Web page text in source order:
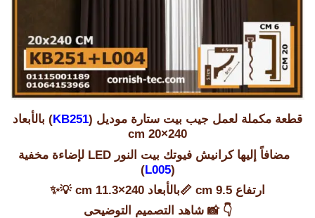
قطعة مكملة لعمل جيب بيت ستارة موديل (KB251) بالأبعاد
240×20 cm
مضافاً إليها كرانيش فيوتك بيت النور LED لإضاءة مخفية
(
L005
)
ارتفاع 9.5 cm 📏بالأبعاد 240×11.3 cm 💡✨
👇 📸شاهد التصميم التوضيحى